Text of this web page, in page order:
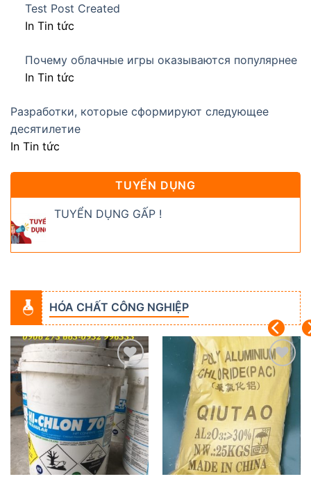
Test Post Created
In Tin tức
Почему облачные игры оказываются популярнее
In Tin tức
Разработки, которые сформируют следующее
десятилетие
In Tin tức
TUYỂN DỤNG
TUYỂN DỤNG GẤP !
HÓA CHẤT CÔNG NGHIỆP
Add to
wishlist
Add to
wishlist